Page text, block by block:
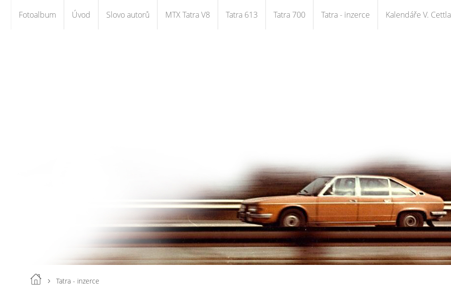
Fotoalbum Úvod Slovo autorů MTX Tatra V8 Tatra 613 Tatra 700 Tatra - inzerce Kalendáře V. Cettla
Tatra - inzerce